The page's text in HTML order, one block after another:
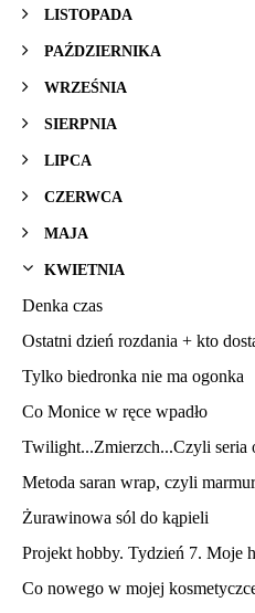
LISTOPADA
PAŹDZIERNIKA
WRZEŚNIA
SIERPNIA
LIPCA
CZERWCA
MAJA
KWIETNIA
Denka czas
Ostatni dzień rozdania + kto
Tylko biedronka nie ma ogonka
Co Monice w ręce wpadło
Twilight...Zmierzch...Czyli seria
Metoda saran wrap, czyli
Żurawinowa sól do kąpieli
Projekt hobby. Tydzień 7. Moje
Co nowego w mojej